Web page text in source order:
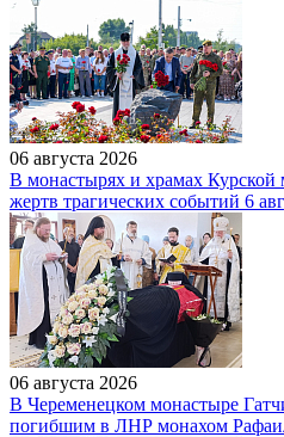
06 августа 2026
В монастырях и храмах
жертв трагических событий 6
06 августа 2026
В Череменецком монастыре
погибшим в ЛНР монахом